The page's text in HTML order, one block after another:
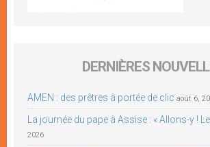
DERNIÈRES
AMEN : des prêtres à portée de clic août 6,
La journée du pape à Assise : « Allons-y !
2026